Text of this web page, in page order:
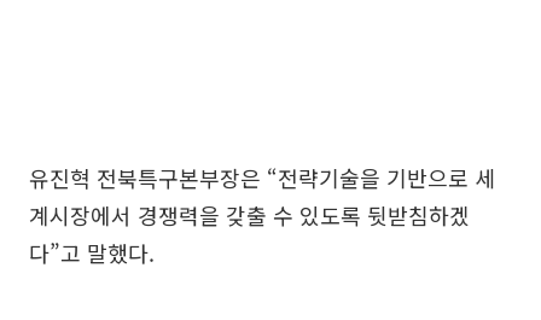
유진혁 전북특구본부장은 “전략기술을 기반으로 세
계시장에서 경쟁력을 갖출 수 있도록 뒷받침하겠
다”고 말했다.